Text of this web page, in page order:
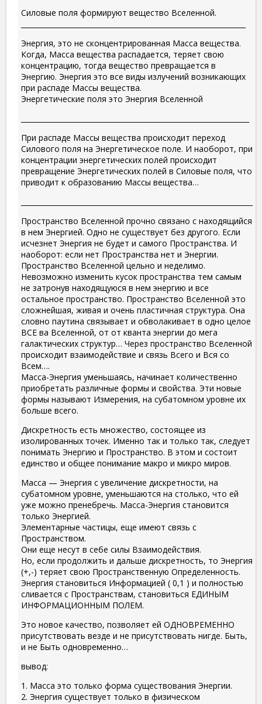
Силовые поля формируют вещество Вселенной.
Энергия, это не сконцентрированная Масса вещества.
Когда, Масса вещества распадается, теряет свою
концентрацию, тогда вещество превращается в
Энергию. Энергия это все виды излучений возникающих
при распаде Массы вещества.
Энергетические поля это Энергия Вселенной
При распаде Массы вещества происходит переход
Силового поля на Энергетическое поле. И наоборот, при
концентрации энергетических полей происходит
превращение Энергетических полей в Силовые поля, что
приводит к образованию Массы вещества…
Пространство Вселенной прочно связано с находящийся
в нем Энергией. Одно не существует без другого. Если
исчезнет Энергия не будет и самого Пространства. И
наоборот: если нет Пространства нет и Энергии.
Пространство Вселенной цельно и неделимо.
Невозможно изменить кусок пространства тем самым
не затронув находящуюся в нем энергию и все
остальное пространство. Пространство Вселенной это
сложнейшая, живая и очень пластичная структура. Она
словно паутина связывает и обволакивает в одно целое
ВСЕ ва Вселенной, от от кванта энергии до мега
галактических структур… Через пространство Вселенной
происходит взаимодействие и связь Всего и Вся со
Всем….
Масса-Энергия уменьшаясь, начинает количественно
приобретать различные формы и свойства. Эти новые
формы называют Измерения, на субатомном уровне их
больше всего.
Дискретность есть множество, состоящее из
изолированных точек. Именно так и только так, следует
понимать Энергию и Пространство. В этом и состоит
единство и общее понимание макро и микро миров.
Масса — Энергия с увеличение дискретности, на
субатомном уровне, уменьшаются на столько, что ей
уже можно пренебречь. Масса-Энергия становится
только Энергией.
Элементарные частицы, еще имеют связь с
Пространством.
Они еще несут в себе силы Взаимодействия.
Но, если продолжить и дальше дискретность, то Энергия
(+,-) теряет свою Пространственную Определенность.
Энергия становиться Информацией ( 0,1 ) и полностью
сливается с Пространствам, становиться ЕДИНЫМ
ИНФОРМАЦИОННЫМ ПОЛЕМ.
Это новое качество, позволяет ей ОДНОВРЕМЕННО
присутствовать везде и не присутствовать нигде. Быть,
и не Быть одновременно…
вывод:
1. Масса это только форма существования Энергии.
2. Энергия существует только в физическом